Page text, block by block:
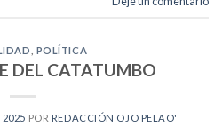
POLÍTICA
DEL CATATUMBO
2025 POR REDACCIÓN OJO PELAO'